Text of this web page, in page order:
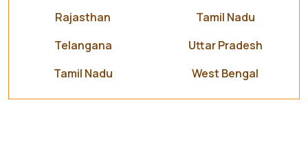
Rajasthan
Tamil Nadu
Telangana
Uttar Pradesh
Tamil Nadu
West Bengal